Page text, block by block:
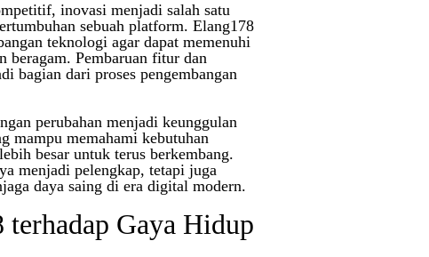
inovasi menjadi salah satu
sebuah platform. Elang178
teknologi agar dapat memenuhi
beragam. Pembaruan fitur dan
bagian dari proses pengembangan
perubahan menjadi keunggulan
mampu memahami kebutuhan
besar untuk terus berkembang.
menjadi pelengkap, tetapi juga
daya saing di era digital modern.
terhadap Gaya Hidup